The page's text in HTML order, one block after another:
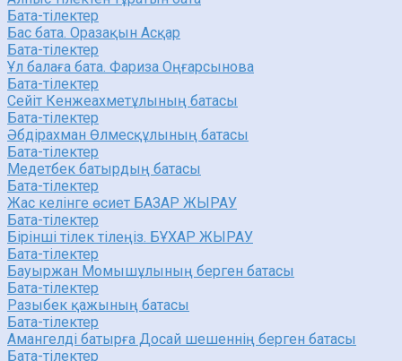
Бата-тілектер
Бас бата. Оразақын Асқар
Бата-тілектер
Ұл балаға бата. Фариза Оңғарсынова
Бата-тілектер
Сейіт Кенжеахметұлының батасы
Бата-тілектер
Әбдірахман Өлмесқұлының батасы
Бата-тілектер
Медетбек батырдың батасы
Бата-тілектер
Жас келінге өсиет БАЗАР ЖЫРАУ
Бата-тілектер
Бірінші тілек тілеңіз. БҰХАР ЖЫРАУ
Бата-тілектер
Бауыржан Момышұлының берген батасы
Бата-тілектер
Разыбек қажының батасы
Бата-тілектер
Амангелді батырға Досай шешеннің берген батасы
Бата-тілектер